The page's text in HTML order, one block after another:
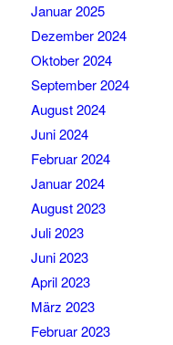
Januar 2025
Dezember 2024
Oktober 2024
September 2024
August 2024
Juni 2024
Februar 2024
Januar 2024
August 2023
Juli 2023
Juni 2023
April 2023
März 2023
Februar 2023